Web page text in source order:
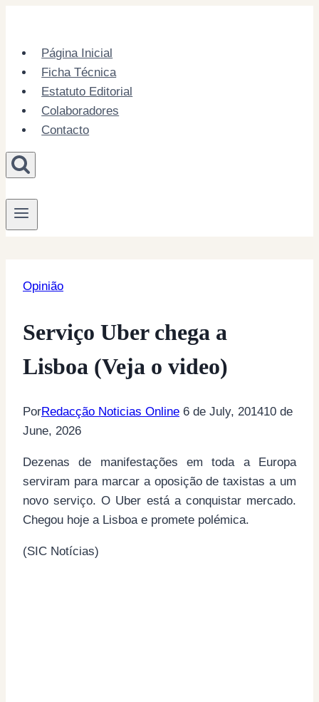
contentPágina Inicial
Ficha Técnica
Estatuto Editorial
Colaboradores
Contacto
Opinião
Serviço Uber chega a
Lisboa (Veja o video)
PorRedacção Noticias Online 6 de July, 201410 de
June, 2026
Dezenas de manifestações em toda a Europa
serviram para marcar a oposição de taxistas a um
novo serviço. O Uber está a conquistar mercado.
Chegou hoje a Lisboa e promete polémica.
(SIC Notícias)